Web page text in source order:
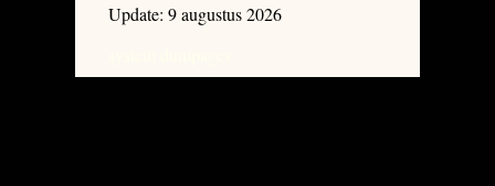
Update: 9 augustus 2026